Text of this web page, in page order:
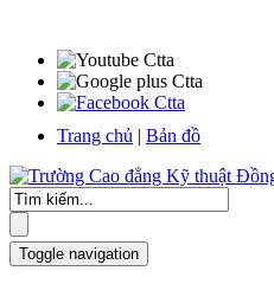
Trang chủ | Bản đồ
Toggle navigation